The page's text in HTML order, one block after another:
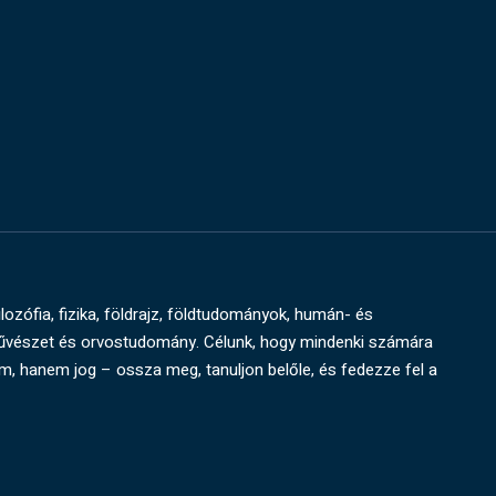
fizika, földrajz, földtudományok, humán- és
és orvostudomány. Célunk, hogy mindenki számára
hanem jog – ossza meg, tanuljon belőle, és fedezze fel a